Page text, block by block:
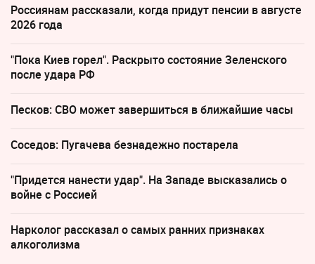
Россиянам рассказали, когда придут пенсии в августе
2026 года
"Пока Киев горел". Раскрыто состояние Зеленского
после удара РФ
Песков: СВО может завершиться в ближайшие часы
Соседов: Пугачева безнадежно постарела
"Придется нанести удар". На Западе высказались о
войне с Россией
Нарколог рассказал о самых ранних признаках
алкоголизма